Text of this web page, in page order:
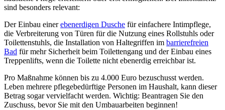
sind besonders relevant:
Der Einbau einerebenerdigen Dusche für einfachere Intimpflege,
die Verbreiterung von Türen für die Nutzung eines Rollstuhls oder
Toilettenstuhls, die Installation von Haltegriffen im barrierefreien
Bad für mehr Sicherheit beim Toilettengang und der Einbau eines
Treppenlifts, wenn die Toilette nicht ebenerdig erreichbar ist.
Pro Maßnahme können bis zu 4.000 Euro bezuschusst werden.
Leben mehrere pflegebedürftige Personen im Haushalt, kann dieser
Betrag sogar vervielfacht werden. Wichtig: Beantragen Sie den
Zuschuss, bevor Sie mit den Umbauarbeiten beginnen!